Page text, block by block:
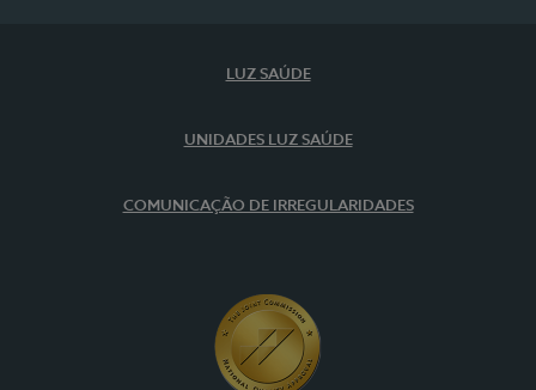
LUZ SAÚDE
UNIDADES LUZ SAÚDE
COMUNICAÇÃO DE IRREGULARIDADES